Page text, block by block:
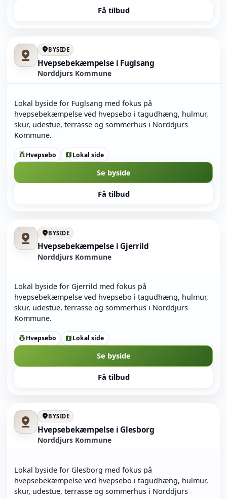
Få tilbud
pin_drop location_onBYSIDE
Hvepsebekæmpelse i Fuglsang
Norddjurs Kommune
Lokal byside for Fuglsang med fokus på
hvepsebekæmpelse ved hvepsebo i tagudhæng, hulmur,
skur, udestue, terrasse og sommerhus i Norddjurs
Kommune.
pest_controlHvepsebo mapLokal side
Se byside
Få tilbud
pin_drop location_onBYSIDE
Hvepsebekæmpelse i Gjerrild
Norddjurs Kommune
Lokal byside for Gjerrild med fokus på
hvepsebekæmpelse ved hvepsebo i tagudhæng, hulmur,
skur, udestue, terrasse og sommerhus i Norddjurs
Kommune.
pest_controlHvepsebo mapLokal side
Se byside
Få tilbud
pin_drop location_onBYSIDE
Hvepsebekæmpelse i Glesborg
Norddjurs Kommune
Lokal byside for Glesborg med fokus på
hvepsebekæmpelse ved hvepsebo i tagudhæng, hulmur,
skur, udestue, terrasse og sommerhus i Norddjurs